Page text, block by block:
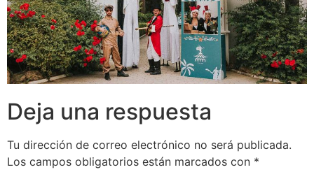
Deja una respuesta
Tu dirección de correo electrónico no será publicada.
Los campos obligatorios están marcados con *